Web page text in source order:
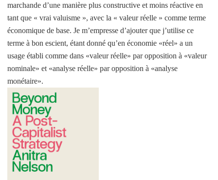
marchande d’une manière plus constructive et moins réactive en
tant que « vrai valuisme », avec la « valeur réelle » comme terme
économique de base. Je m’empresse d’ajouter que j’utilise ce
terme à bon escient, étant donné qu’en économie «réel» a un
usage établi comme dans «valeur réelle» par opposition à «valeur
nominale» et «analyse réelle» par opposition à «analyse
monétaire».